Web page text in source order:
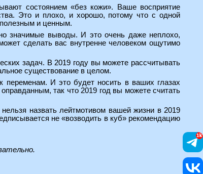
состоянием «без кожи». Ваше восприятие
Это и плохо, и хорошо, потому что с одной
полезным и ценным.
значимые выводы. И это очень даже неплохо,
сделать вас внутренне человеком ощутимо
задач. В 2019 году вы можете рассчитывать
существование в целом.
переменам. И это будет носить в ваших глазах
так что 2019 год вы можете считать
назвать лейтмотивом вашей жизни в 2019
не «возводить в куб» рекомендацию